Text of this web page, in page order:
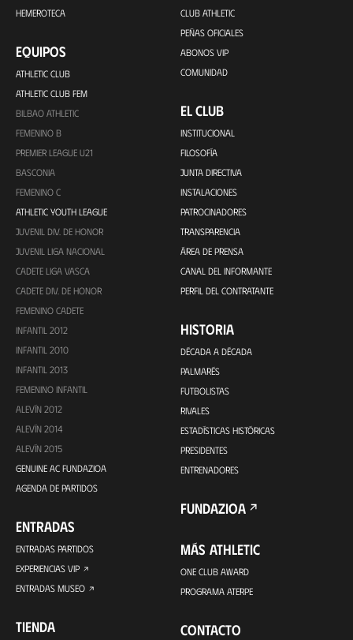
HEMEROTECA
EQUIPOS
ATHLETIC CLUB
ATHLETIC CLUB FEM
BILBAO ATHLETIC
FEMENINO B
PREMIER LEAGUE U21
BASCONIA
FEMENINO C
ATHLETIC YOUTH LEAGUE
JUVENIL DIV. DE HONOR
JUVENIL LIGA NACIONAL
CADETE LIGA VASCA
CADETE DIV. DE HONOR
FEMENINO CADETE
INFANTIL 2012
INFANTIL 2010
INFANTIL 2013
FEMENINO INFANTIL
ALEVÍN 2012
ALEVÍN 2014
ALEVÍN 2015
GENUINE AC FUNDAZIOA
AGENDA DE PARTIDOS
ENTRADAS
ENTRADAS PARTIDOS
EXPERIENCIAS VIP
ENTRADAS MUSEO
TIENDA
CLUB ATHLETIC
PEÑAS OFICIALES
ABONOS VIP
COMUNIDAD
EL CLUB
INSTITUCIONAL
FILOSOFÍA
JUNTA DIRECTIVA
INSTALACIONES
PATROCINADORES
TRANSPARENCIA
ÁREA DE PRENSA
CANAL DEL INFORMANTE
PERFIL DEL CONTRATANTE
HISTORIA
DÉCADA A DÉCADA
PALMARÉS
FUTBOLISTAS
RIVALES
ESTADÍSTICAS HISTÓRICAS
PRESIDENTES
ENTRENADORES
FUNDAZIOA
MÁS ATHLETIC
ONE CLUB AWARD
PROGRAMA ATERPE
CONTACTO